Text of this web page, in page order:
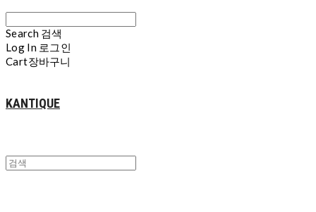
Search 검색
Log In 로그인
Cart장바구니
KANTIQUE